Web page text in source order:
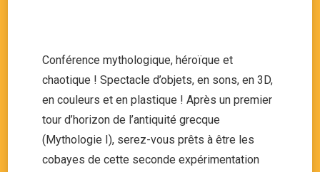
Conférence mythologique, héroïque et
chaotique ! Spectacle d’objets, en sons, en 3D,
en couleurs et en plastique ! Après un premier
tour d’horizon de l’antiquité grecque
(Mythologie I), serez-vous prêts à être les
cobayes de cette seconde expérimentation